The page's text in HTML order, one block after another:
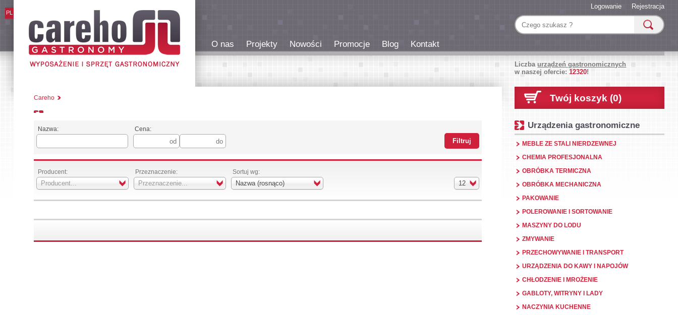
PL
Rejestracja
Logowanie
O nas Projekty Nowości Promocje Blog Kontakt
Liczbaurządzeń gastronomicznych
w naszej ofercie:12320!
Careho
Nazwa: Cena:
Producent:
Producent...
Przeznaczenie:
Przeznaczenie...
Sortuj wg:
Nazwa (rosnąco) 12
Twój koszyk (0)
Urządzenia gastronomiczne
MEBLE ZE STALI NIERDZEWNEJ
CHEMIA PROFESJONALNA
OBRÓBKA TERMICZNA
OBRÓBKA MECHANICZNA
PAKOWANIE
POLEROWANIE I SORTOWANIE
MASZYNY DO LODU
ZMYWANIE
PRZECHOWYWANIE I TRANSPORT
URZĄDZENIA DO KAWY I NAPOJÓW
CHŁODZENIE I MROŻENIE
GABLOTY, WITRYNY I LADY
NACZYNIA KUCHENNE